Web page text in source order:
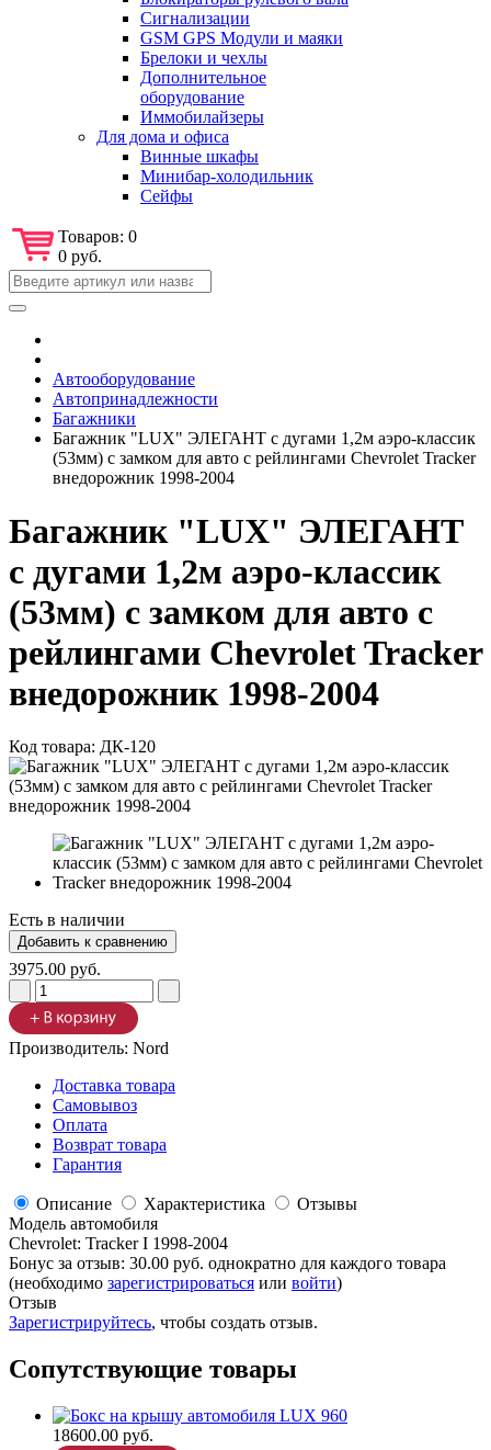
Сигнализации
GSM GPS Модули и маяки
Брелоки и чехлы
Дополнительное
оборудование
Иммобилайзеры
Для дома и офиса
Винные шкафы
Минибар-холодильник
Сейфы
Товаров: 0
0 руб.
Автооборудование
Автопринадлежности
Багажники
Багажник "LUX" ЭЛЕГАНТ с дугами 1,2м аэро-классик
(53мм) с замком для авто с рейлингами Chevrolet Tracker
внедорожник 1998-2004
Багажник "LUX" ЭЛЕГАНТ
с дугами 1,2м аэро-классик
(53мм) с замком для авто с
рейлингами Chevrolet Tracker
внедорожник 1998-2004
Код товара: ДК-120
Есть в наличии
3975.00 руб.
Производитель: Nord
Доставка товара
Самовывоз
Оплата
Возврат товара
Гарантия
Описание Характеристика
Отзывы
Модель автомобиля
Chevrolet: Tracker I 1998-2004
Бонус за отзыв: 30.00 руб. однократно для каждого товара
(необходимо зарегистрироваться или войти)
Отзыв
Зарегистрируйтесь, чтобы создать отзыв.
Сопутствующие товары
18600.00 руб.